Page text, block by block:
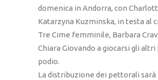
domenica in Andorra, con
Katarzyna Kuzminska, in testa al
Tre Cime femminile, Barbara
Chiara Giovando a giocarsi gli altri
podio.
La distribuzione dei pettorali